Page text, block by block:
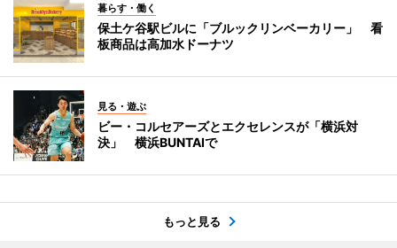
暮らす・働く
保土ケ谷駅ビルに「ブルックリンベーカリー」 看
板商品は高加水ドーナツ
見る・遊ぶ
ビー・コルセアーズとエクセレンスが「横浜対
決」 横浜BUNTAIで
もっと見る